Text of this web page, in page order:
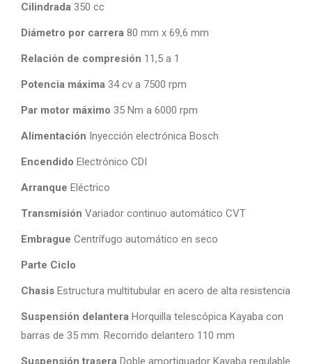
Cilindrada 350 cc
Diámetro por carrera 80 mm x 69,6 mm
Relación de compresión 11,5 a 1
Potencia máxima 34 cv a 7500 rpm
Par motor máximo 35 Nm a 6000 rpm
Alimentación Inyección electrónica Bosch
Encendido Electrónico CDI
Arranque Eléctrico
Transmisión Variador continuo automático CVT
Embrague Centrífugo automático en seco
Parte Ciclo
Chasis Estructura multitubular en acero de alta resistencia
Suspensión delantera Horquilla telescópica Kayaba con
barras de 35 mm. Recorrido delantero 110 mm
Suspensión trasera Doble amortiguador Kayaba regulable